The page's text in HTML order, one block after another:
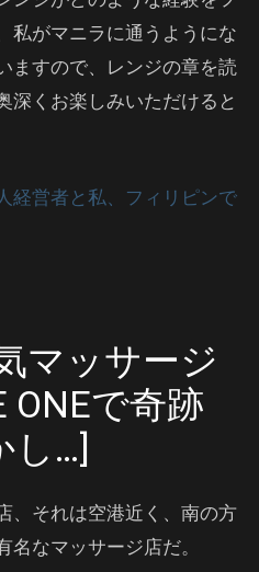
私がマニラに通うようにな
ますので、レンジの章を読
深くお楽しみいただけると
経営者と私、フィリピンで
マッサージ
ONEで奇跡
し…]
、それは空港近く、南の方
なマッサージ店だ。